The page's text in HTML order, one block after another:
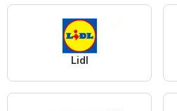
Lidl